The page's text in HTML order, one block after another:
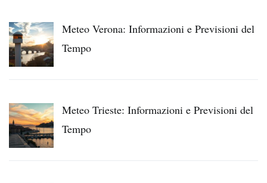
Meteo Verona: Informazioni e Previsioni del
Tempo
Meteo Trieste: Informazioni e Previsioni del
Tempo